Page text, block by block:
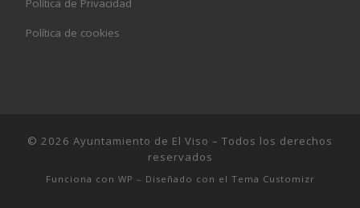
Política de Privacidad
Política de cookies
© 2026 Ayuntamiento de El Viso – Todos los derechos
reservados
Funciona con WP – Diseñado con el Tema Customizr